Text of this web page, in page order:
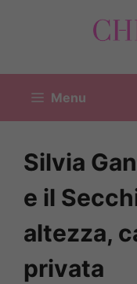
Menu
Silvia
e il
altezza,
privata